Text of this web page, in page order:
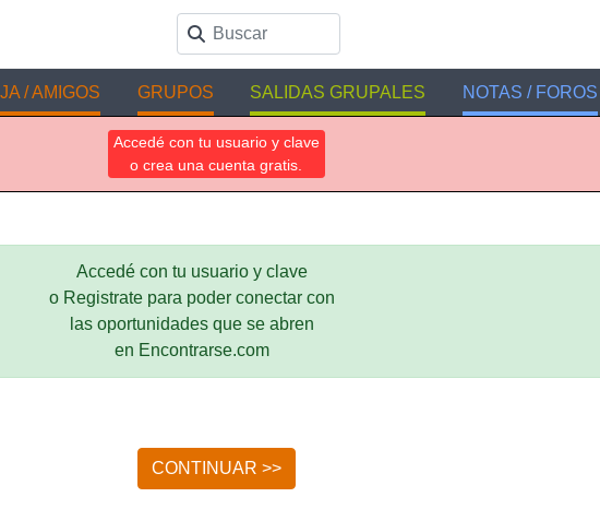
/ AMIGOS GRUPOS SALIDAS GRUPALES NOTAS / FOROS
Accedé con tu usuario y clave
o crea una cuenta gratis.
Accedé con tu usuario y clave
o Registrate para poder conectar con
las oportunidades que se abren
en Encontrarse.com
CONTINUAR >>